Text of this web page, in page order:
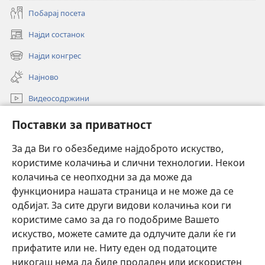
Поставки за приватност
За да Ви го обезбедиме најдоброто искуство,
користиме колачиња и слични технологии. Некои
колачиња се неопходни за да може да
функционира нашата страница и не може да се
одбијат. За сите други видови колачиња кои ги
користиме само за да го подобриме Вашето
искуство, можете самите да одлучите дали ќе ги
прифатите или не. Ниту еден од податоците
никогаш нема да биде продаден или искористен
Побарај посета
Најди состанок
(opens
new
window)
Најди конгрес
(opens
new
window)
Најново
Видеосодржини
(opens
new
window)ОНЛАЈН БИБЛИОТЕКА Watchtower™
(opens
new
window)JW Hub
(opens
new
window)Watchtower Library